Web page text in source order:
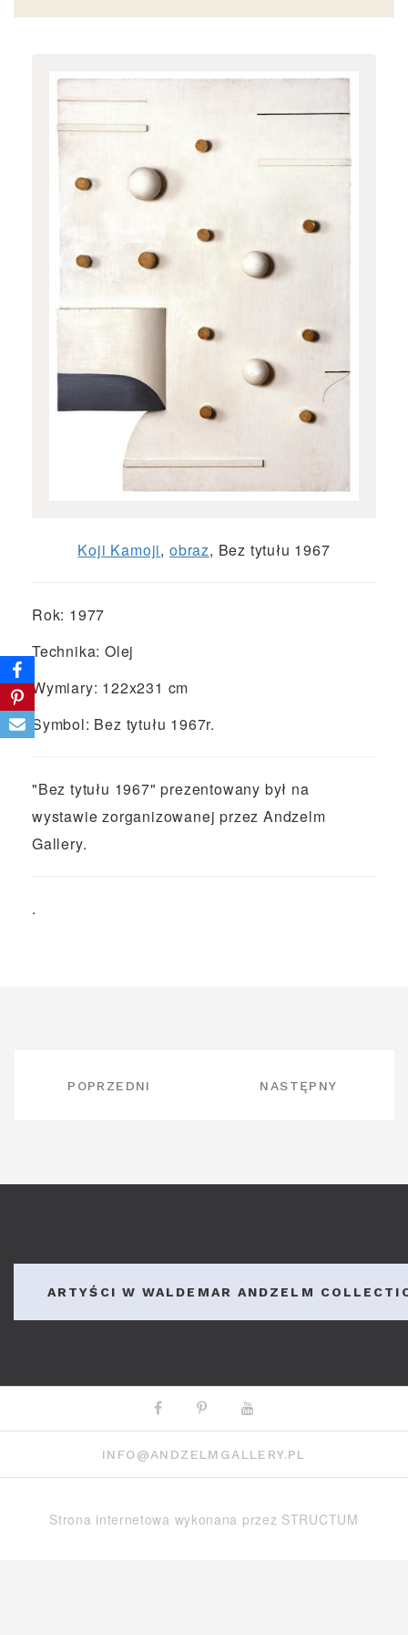
Koji Kamoji, obraz, Bez tytułu 1967
Rok: 1977
Technika: Olej
Wymiary: 122x231 cm
Symbol: Bez tytułu 1967r.
"Bez tytułu 1967" prezentowany był na
wystawie zorganizowanej przez Andzelm
Gallery.
.
WPISUPOPRZEDNI NASTĘPNY
ARTYŚCI W WALDEMAR ANDZELM
Strona internetowa wykonana przez STRUCTUM
FacebookPinterest
INFO@ANDZELMGALLERY.PL